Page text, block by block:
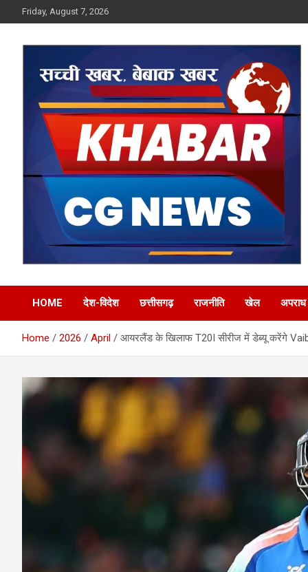
to
Friday, August 7, 2026
Khabar CG News
HOME देश-विदेश छत्तीसगढ़ राजनीति खेल अपराध
Home 2026 April आयरलैंड के खिलाफ T20I सीरीज में डेब्यू करेंगे